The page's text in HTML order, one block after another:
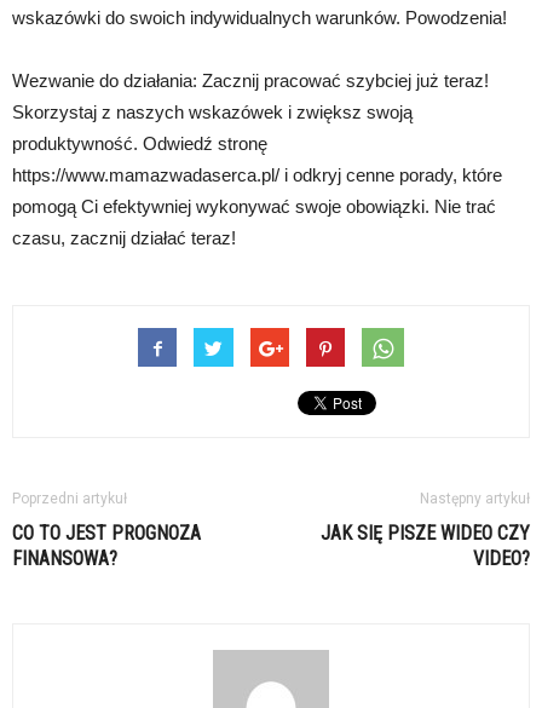
wskazówki do swoich indywidualnych warunków. Powodzenia!
Wezwanie do działania: Zacznij pracować szybciej już teraz!
Skorzystaj z naszych wskazówek i zwiększ swoją
produktywność. Odwiedź stronę
https://www.mamazwadaserca.pl/ i odkryj cenne porady, które
pomogą Ci efektywniej wykonywać swoje obowiązki. Nie trać
czasu, zacznij działać teraz!
Poprzedni artykuł
CO TO JEST PROGNOZA
FINANSOWA?
Następny artykuł
JAK SIĘ PISZE WIDEO CZY
VIDEO?